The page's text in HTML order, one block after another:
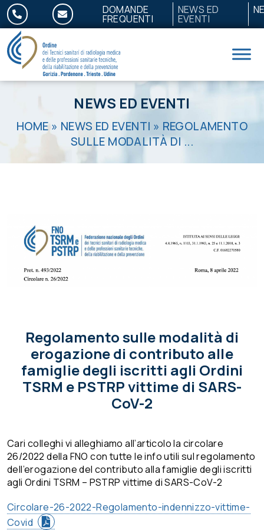
Salta al contenuto DOMANDE
FREQUENTI
NEWS ED
EVENTI
NEWS ED EVENTI
HOME» NEWS ED EVENTI » REGOLAMENTO
SULLE MODALITÀ DI ...
Regolamento sulle modalità di
erogazione di contributo alle
famiglie degli iscritti agli Ordini
TSRM e PSTRP vittime di SARS-
CoV-2
Cari colleghi vi alleghiamo all’articolo la circolare
26/2022 della FNO con tutte le info utili sul regolamento
dell’erogazione del contributo alla famiglie degli iscritti
agli Ordini TSRM – PSTRP vittime di SARS-CoV-2
Circolare-26-2022-Regolamento-indennizzo-vittime-
Covid